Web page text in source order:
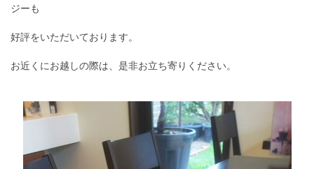
ジーも
好評をいただいております。
お近くにお越しの際は、是非お立ち寄りください。